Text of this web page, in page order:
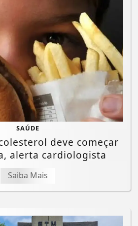
SAÚDE
deve começar
alerta cardiologista
Saiba Mais